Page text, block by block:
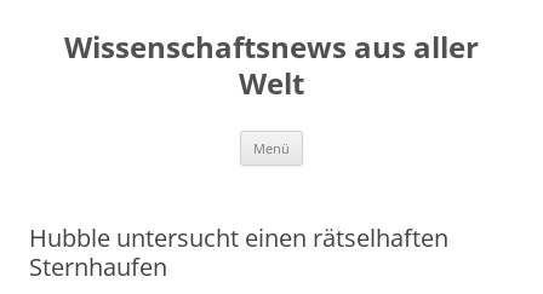
springen
Wissenschaftsnews aus aller
Welt
Menü
Hubble untersucht einen rätselhaften
Sternhaufen